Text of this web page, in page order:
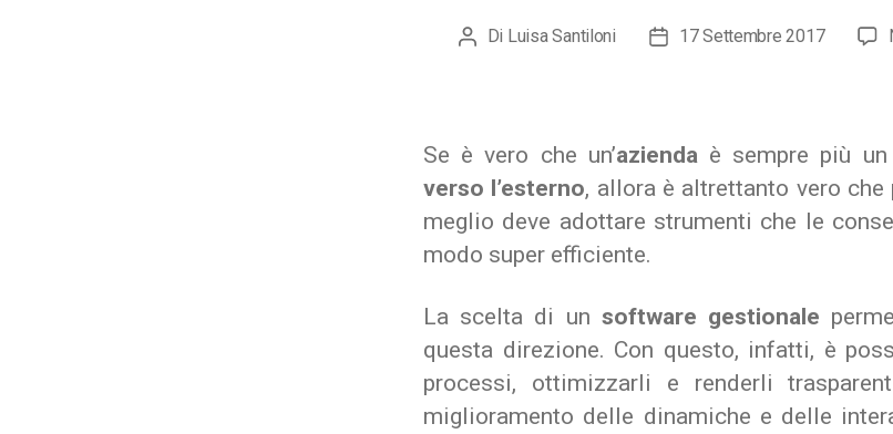
Autore
Di Luisa Santiloni
Data17 Settembre 2017
Se è vero che un’azienda è sempre più un
verso l’esterno, allora è altrettanto vero che
meglio deve adottare strumenti che le
modo super efficiente.
La scelta di un software gestionale
questa direzione. Con questo, infatti, è
processi, ottimizzarli e renderli
miglioramento delle dinamiche e delle